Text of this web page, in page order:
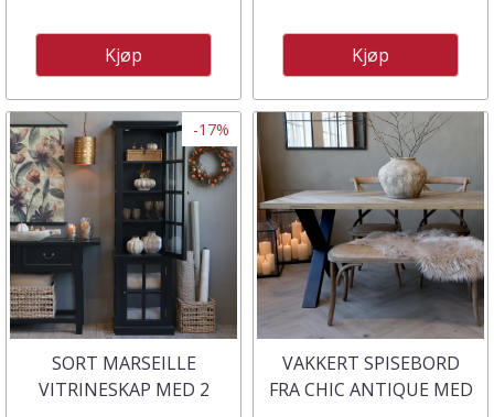
Kjøp Kjøp
-17%
SORT MARSEILLE
VITRINESKAP MED 2
VAKKERT SPISEBORD
FRA CHIC ANTIQUE MED